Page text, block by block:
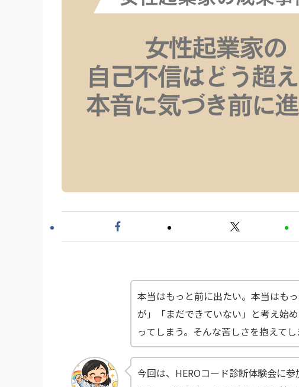
本当はもっと前に出たい。本当はも
が」「まだできていない」と考え始
ってしまう。そんな苦しさを抱えてし
今回は、HEROコード診断体験会に